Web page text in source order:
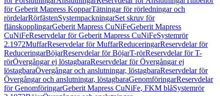
för Geberit Mapress KopparTätningar för rörledningar och
rördelarRörfästenSystempackningarSet skruv för
flänskopplingarGeberit Mapress CuNiFeGeberit Mapress
CuNiFeReservdelar för Geberit Mapress CuNiFeSystemrör
2.1972MuffarReservdelar för MuffarReduceringarReservdelar för
ReduceringarBöjarReservdelar för BöjarT-rörReservdelar för T-
rörÖvergångar ej löstagbaraReservdelar för Övergångar ej
löstagbaraÖvergångar och anslutningar, löstagbaraReservdelar för
Övergångar och anslutningar, löstagbaraGenomföringarReservdelar
för GenomföringarGeberit Mapress CuNiFe, FKM blåSystemrör